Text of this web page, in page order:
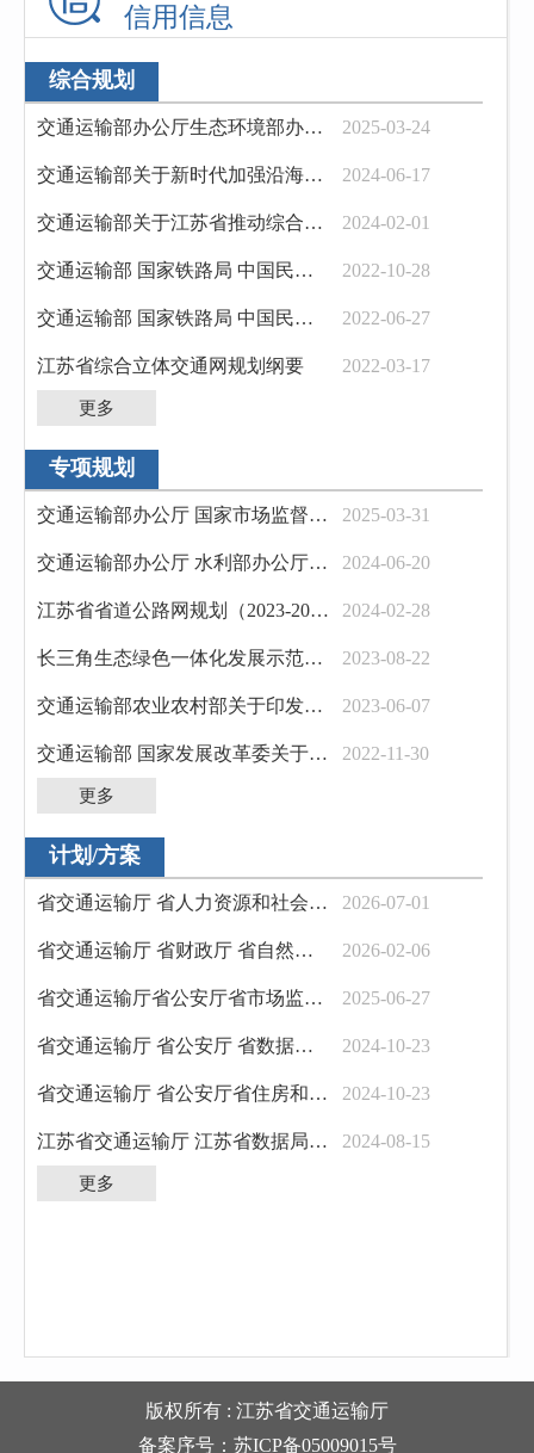
信用信息
综合规划
交通运输部办公厅生态环境部办公厅关于进一步加强公路规划建设和环评工作 推动绿色低... 2025-03-24
交通运输部关于新时代加强沿海和内河港口航道规划建设的意见 2024-06-17
交通运输部关于江苏省推动综合交通改革创新交通强国建设试点任务的验收意见 2024-02-01
交通运输部 国家铁路局 中国民用航空局 国家邮政局关于加快建设国家综合立体交通网... 2022-10-28
交通运输部 国家铁路局 中国民用航空局 国家邮政局贯彻落实《中共中央 国务院关于... 2022-06-27
江苏省综合立体交通网规划纲要 2022-03-17
更多
专项规划
交通运输部办公厅 国家市场监督管理总局办公厅关于公布第一批国家级服务业标准化试点... 2025-03-31
交通运输部办公厅 水利部办公厅关于开展高速公路服务区“节水驿站”建设试点工作的通... 2024-06-20
江苏省省道公路网规划（2023-2035年） 2024-02-28
长三角生态绿色一体化发展示范区综合交通专项规划（2021—2035年） 2023-08-22
交通运输部农业农村部关于印发《“商渔共治2023”专项行动实施方案》的通知 2023-06-07
交通运输部 国家发展改革委关于印发《长江干线港口布局及港口岸线保护利用规划》的通... 2022-11-30
更多
计划/方案
省交通运输厅 省人力资源和社会保障厅 省住房和城乡建设厅 省市场监督管理局 省数... 2026-07-01
省交通运输厅 省财政厅 省自然资源厅关于印发《江苏省新一轮农村公路提升行动方案》... 2026-02-06
省交通运输厅省公安厅省市场监管局省数据局关于印发《江苏省高效办成网约车全生命周期... 2025-06-27
省交通运输厅 省公安厅 省数据局关于印发《江苏省高效办成涉路施工“一件事”实施方... 2024-10-23
省交通运输厅 省公安厅省住房和城乡建设厅 省数据局关于印发《江苏省高效办成大件运... 2024-10-23
江苏省交通运输厅 江苏省数据局 江苏省市场监督管理局关于实施江苏省道路普通货物运... 2024-08-15
更多
版权所有 : 江苏省交通运输厅
备案序号：苏ICP备05009015号